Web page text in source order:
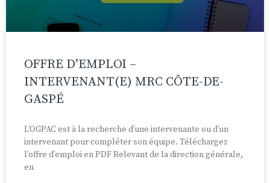
OFFRE D’EMPLOI –
INTERVENANT(E) MRC CÔTE-DE-
GASPÉ
L’OGPAC est à la recherche d’une intervenante ou d’un
intervenant pour compléter son équipe. Téléchargez
l’offre d’emploi en PDF Relevant de la direction générale,
en